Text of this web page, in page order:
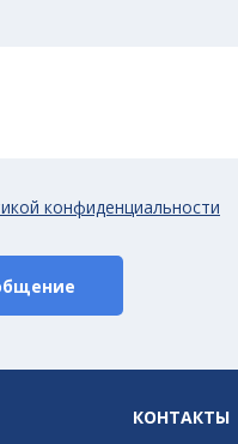
конфиденциальности
КОНТАКТЫ